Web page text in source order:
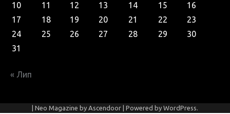
10
11 12 13 14 15
16
17
18 19 20 21 22
23
24
25 26 27 28 29
30
31
« Лип
| Neo Magazine by Ascendoor | Powered by WordPress.